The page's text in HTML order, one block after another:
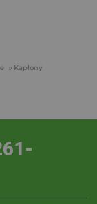
Kaplony